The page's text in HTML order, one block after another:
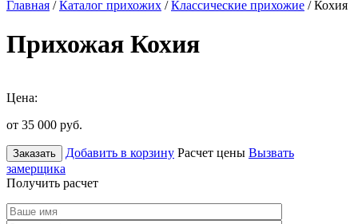
Главная /Каталог прихожих /Классические прихожие / Кохия
Прихожая Кохия
Цена:
от 35 000 руб.
Заказать Добавить в корзину Расчет цены Вызвать
замерщика
Получить расчет